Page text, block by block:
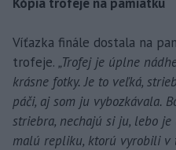
Víťazka finále dostala na
trofeje. „Trofej je úplne
krásne fotky. Je to veľká,
páči, aj som ju vybozkávala.
striebra, nechajú si ju, lebo
malú repliku, ktorú vyrobili v